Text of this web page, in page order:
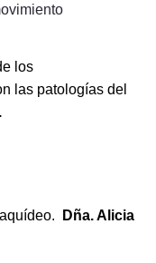
los
las patologías del
Dña. Alicia